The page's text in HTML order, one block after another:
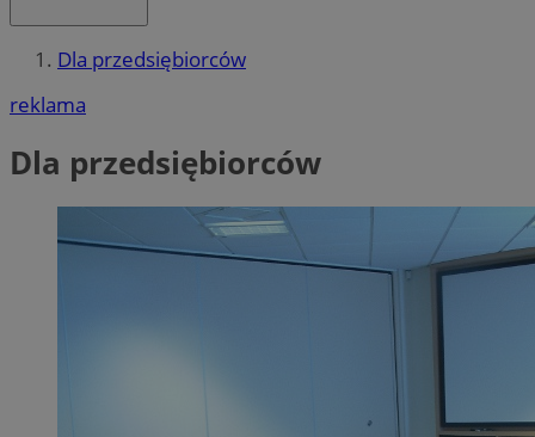
Dla przedsiębiorców
reklama
Dla przedsiębiorców